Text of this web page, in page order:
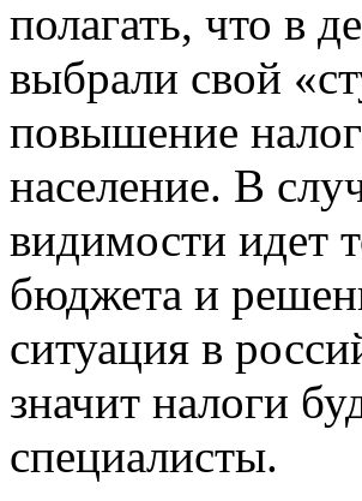
полагать, что в
выбрали свой
повышение
население. В
видимости идет
бюджета и
ситуация в
значит налоги
специалисты.